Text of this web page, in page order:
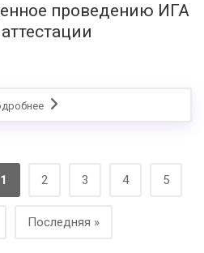
проведению ИГА
1 2 3 4 5
Последняя »